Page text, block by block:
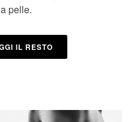
pelle.
IL RESTO